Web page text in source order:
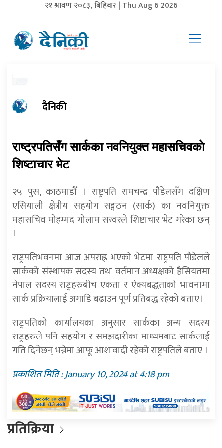
२१ श्रावण २०८३, बिहिबार | Thu Aug 6 2026
दैनिकी
राष्ट्रपतिसँग सार्कका नवनियुक्त महासचिवकाे
शिष्टाचार भेट
२५ पुस, काठमाडौँ । राष्ट्रपति रामचन्द्र पौडेलसँग दक्षिण
एसियाली क्षेत्रीय सहयोग सङ्गठन (सार्क) का नवनियुक्त
महासचिव मोहम्मद गोलाम सरवरले शिष्टाचार भेट गरेका छन्
।
राष्ट्रपतिभवनमा आज अपराह्न भएको भेटमा राष्ट्रपति पौडेलले
सार्कको संस्थापक सदस्य तथा वर्तमान अध्यक्षको हैसियतमा
नेपाल सदस्य राष्ट्रहरुबीच एकता र ऐक्यबद्धताको भावनामा
सार्क प्रक्रियालाई अगाडि बढाउन पूर्ण प्रतिबद्ध रहेको बताए।
राष्ट्रपतिको कार्यालयका अनुसार सार्कका अन्य सदस्य
राष्ट्रहरुले पनि सहयोग र समझदारीका माध्यमबाट सार्कलाई
गति दिनेछन् भन्नेमा आफू आशावादी रहेको राष्ट्रपतिले बताए ।
प्रकाशित मिति : January 10, 2024 at 4:18 pm
प्रतिक्रिया